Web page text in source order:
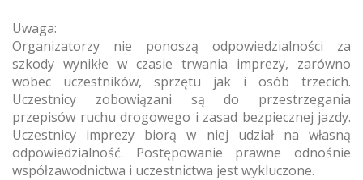
Uwaga:
Organizatorzy nie ponoszą odpowiedzialności za
szkody wynikłe w czasie trwania imprezy, zarówno
wobec uczestników, sprzętu jak i osób trzecich.
Uczestnicy zobowiązani są do przestrzegania
przepisów ruchu drogowego i zasad bezpiecznej jazdy.
Uczestnicy imprezy biorą w niej udział na własną
odpowiedzialność. Postępowanie prawne odnośnie
współzawodnictwa i uczestnictwa jest wykluczone.